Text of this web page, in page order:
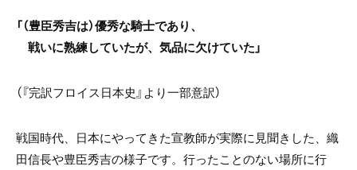
「（豊臣秀吉は）優秀な騎士であり、
戦いに熟練していたが、気品に欠けていた」
（『完訳フロイス日本史』より一部意訳）
戦国時代、日本にやってきた宣教師が実際に見聞きした、織
田信長や豊臣秀吉の様子です。行ったことのない場所に行